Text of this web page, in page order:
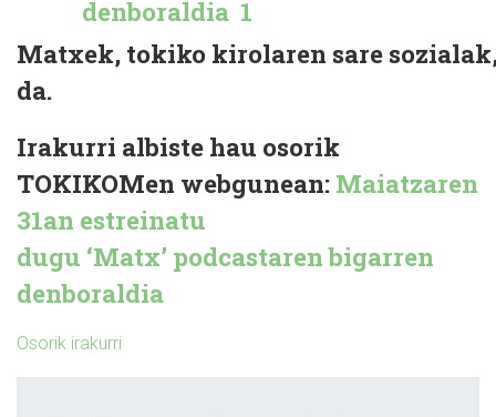
Matxek, tokiko kirolaren sare
da.
Irakurri albiste hau osorik
TOKIKOMen webgunean: Maiatzaren
31an estreinatu
dugu ‘Matx’ podcastaren bigarren
denboraldia
Osorik irakurri